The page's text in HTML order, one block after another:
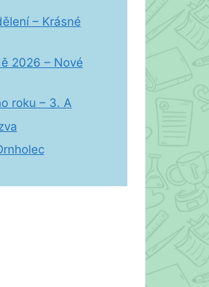
– Krásné
2026 – Nové
roku – 3. A